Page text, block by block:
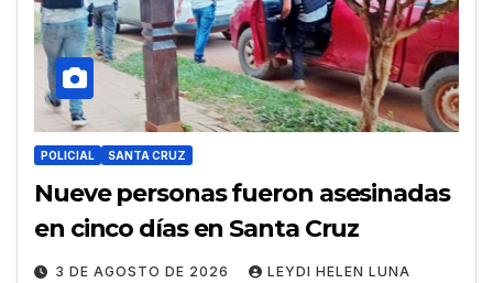
POLICIAL SANTA CRUZ
Nueve personas fueron asesinadas
en cinco días en Santa Cruz
3 DE AGOSTO DE 2026 LEYDI HELEN LUNA